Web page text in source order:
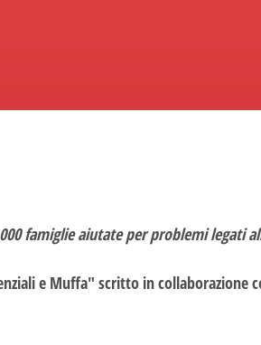
famiglie aiutate per problemi legati
e Muffa" scritto in collaborazione